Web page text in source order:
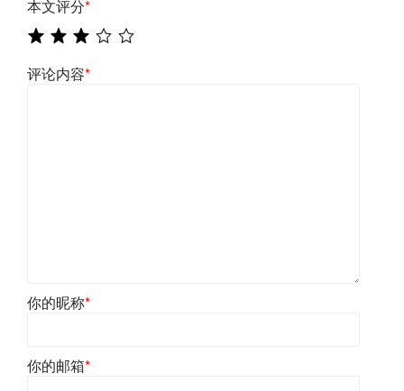
本文评分*
评论内容*
你的昵称*
你的邮箱*